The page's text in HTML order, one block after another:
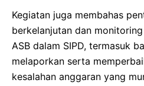
Kegiatan juga membahas
berkelanjutan dan
ASB dalam SIPD, termasuk
melaporkan serta
kesalahan anggaran yang